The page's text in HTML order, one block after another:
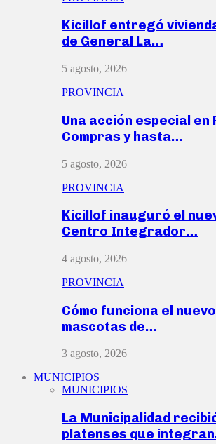
Kicillof entregó
de General La…
5 agosto, 2026
PROVINCIA
Una acción especial en
Compras y hasta…
5 agosto, 2026
PROVINCIA
Kicillof inauguró el
Centro Integrador…
4 agosto, 2026
PROVINCIA
Cómo funciona el
mascotas de…
3 agosto, 2026
MUNICIPIOS
MUNICIPIOS
La Municipalidad
platenses que